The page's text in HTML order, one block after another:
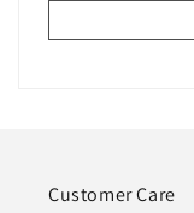
Customer Care